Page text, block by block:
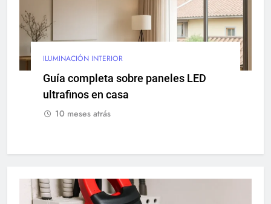
ILUMINACIÓN INTERIOR
Guía completa sobre paneles LED
ultrafinos en casa
10 meses atrás